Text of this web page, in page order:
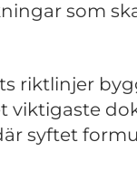
som
riktlinjer
viktigaste
syftet